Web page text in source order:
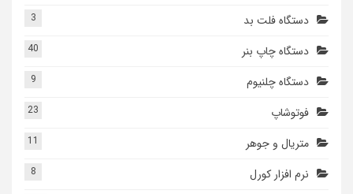
دستگاه فلت بد 3
دستگاه چاپ بنر 40
دستگاه چلنیوم 9
فوتوشاپ 23
متریال و جوهر 11
نرم افزار کورل 8